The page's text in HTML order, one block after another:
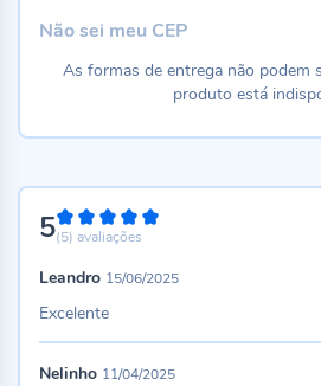
5100%
(5) avaliações
Leandro 15/06/2025
Excelente
Nelinho 11/04/2025
Não sei meu CEP
As formas de entrega não podem
produto está